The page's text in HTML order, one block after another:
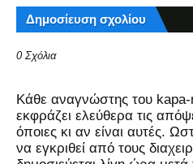
Δημοσίευση σχολίου
0 Σχόλια
Kάθε αναγνώστης του
εκφράζει ελεύθερα τις
όποιες κι αν είναι αυτές.
να εγκριθεί από τους